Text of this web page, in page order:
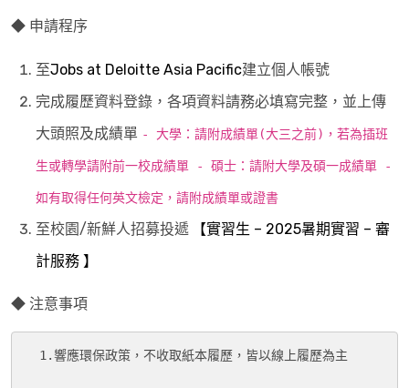
◆ 申請程序
至Jobs at Deloitte Asia Pacific建立個人帳號
完成履歷資料登錄，各項資料請務必填寫完整，並上傳
大頭照及成績單 - 大學：請附成績單(大三之前)，若為插班
生或轉學請附前一校成績單 - 碩士：請附大學及碩一成績單 -
如有取得任何英文檢定，請附成績單或證書
至校園/新鮮人招募投遞
【實習生 – 2025暑期實習 – 審
計服務 】
◆ 注意事項
  1.響應環保政策，不收取紙本履歷，皆以線上履歷為主